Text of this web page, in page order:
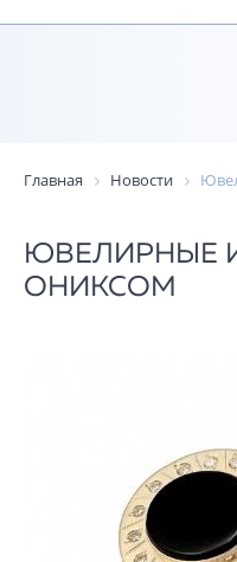
Главная Новости
ЮВЕЛИРНЫЕ
ОНИКСОМ